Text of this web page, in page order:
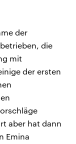
der
die
mit
der ersten
aber hat dann
Emina